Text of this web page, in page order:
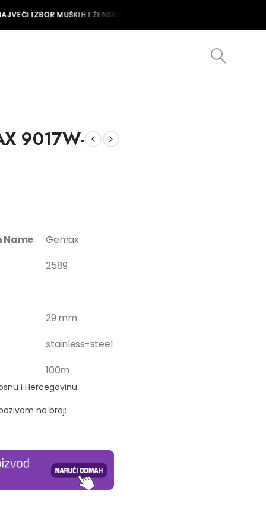
IZBOR MUŠKIH I ŽENSKIH SATOVA U BOSNI I
9017W-
Name
Gemax
2589
29 mm
stainless-steel
100m
i Hercegovinu
na broj: